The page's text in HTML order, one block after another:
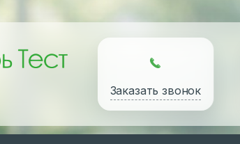
Заказать звонок